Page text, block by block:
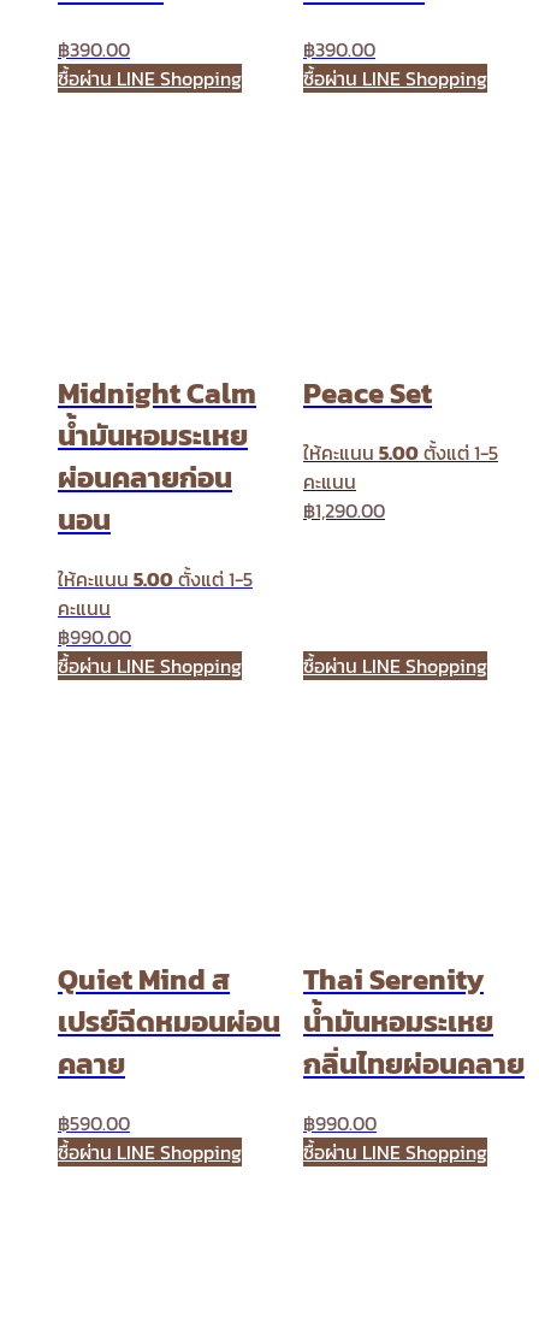
฿390.00
ซื้อผ่าน LINE Shopping
฿390.00
ซื้อผ่าน LINE Shopping
Midnight Calm
น้ำมันหอมระเหย
ผ่อนคลายก่อน
นอน
ให้คะแนน 5.00ตั้งแต่ 1-5
คะแนน
฿990.00
ซื้อผ่าน LINE Shopping
Peace Set
ให้คะแนน 5.00ตั้งแต่ 1-5
คะแนน
฿1,290.00
ซื้อผ่าน LINE Shopping
Quiet Mind ส
เปรย์ฉีดหมอนผ่อน
คลาย
฿590.00
ซื้อผ่าน LINE Shopping
Thai Serenity
น้ำมันหอมระเหย
กลิ่นไทยผ่อนคลาย
฿990.00
ซื้อผ่าน LINE Shopping